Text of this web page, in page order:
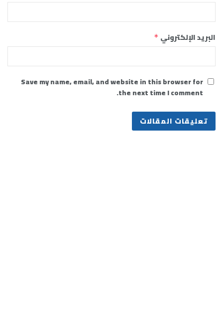
البريد الإلكتروني *
Save my name, email, and website in this browser for
the next time I comment.